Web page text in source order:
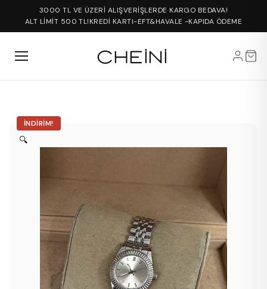
3000 TL VE ÜZERİ ALIŞVERİŞLERDE KARGO BEDAVA!
ALT LİMİT 500 TL!KREDİ KARTI-EFT&HAVALE -KAPIDA ÖDEME
İNDIRIM!
🔍